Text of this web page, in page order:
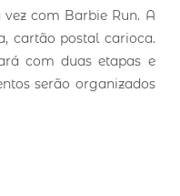
com Barbie Run. A
cartão postal carioca.
com duas etapas e
serão organizados